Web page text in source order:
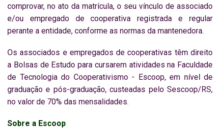
comprovar, no ato da matrícula, o seu vínculo de associado
e/ou empregado de cooperativa registrada e regular
perante a entidade, conforme as normas da mantenedora.
Os associados e empregados de cooperativas têm direito
a Bolsas de Estudo para cursarem atividades na Faculdade
de Tecnologia do Cooperativismo - Escoop, em nível de
graduação e pós-graduação, custeadas pelo Sescoop/RS,
no valor de 70% das mensalidades.
Sobre a Escoop